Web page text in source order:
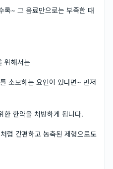
록~ 그 음료만으로는 부족한 때
위해서는
소모하는 요인이 있다면~ 먼저
한 한약을 처방하게 됩니다.
럼 간편하고 농축된 제형으로도